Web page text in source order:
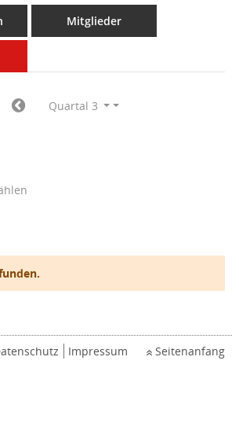
Mitglieder
Quartal 3
Impressum Seitenanfang